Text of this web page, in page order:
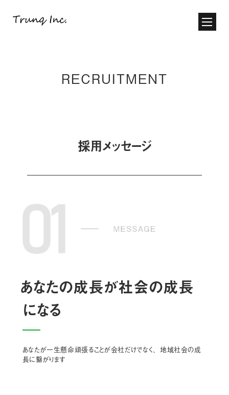
RECRUITMENT
採用メッセージ
あなたの成長が社会の成長
になる
あなたが一生懸命頑張ることが会社だけでなく、地域社会の成
長に繋がります